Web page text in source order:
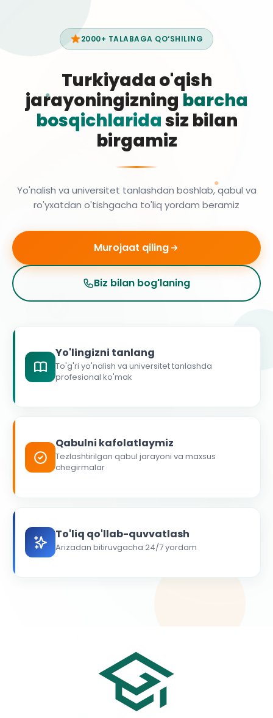
2000+ TALABAGA QO‘SHILING
Turkiyada o'qish
jarayoningizning barcha
bosqichlaridasiz bilan
birgamiz
Yo'nalish va universitet tanlashdan boshlab, qabul va
ro'yxatdan o'tishgacha to'liq yordam beramiz
Murojaat qiling
Biz bilan bog'laning
Yo'lingizni tanlang
To'g'ri yo'nalish va universitet tanlashda
profesional ko'mak
Qabulni kafolatlaymiz
Tezlashtirilgan qabul jarayoni va maxsus
chegirmalar
To'liq qo'llab-quvvatlash
Arizadan bitiruvgacha 24/7 yordam